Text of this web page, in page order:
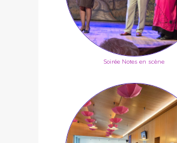
Soirée Notes en scène